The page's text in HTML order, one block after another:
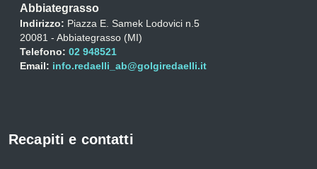
Abbiategrasso
Indirizzo: Piazza E. Samek Lodovici n.5
20081 - Abbiategrasso (MI)
Telefono: 02 948521
Email: info.redaelli_ab@golgiredaelli.it
Recapiti e contatti